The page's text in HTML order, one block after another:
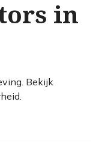
in
Bekijk